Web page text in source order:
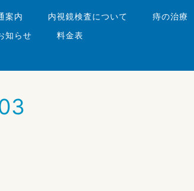
案内 内視鏡検査について
痔の治療
知らせ
料金表